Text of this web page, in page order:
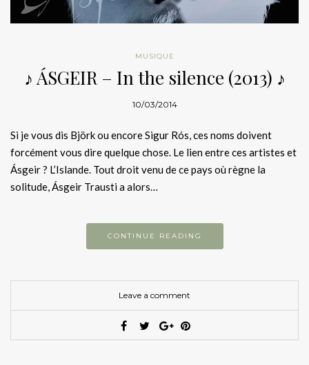
MUSIQUE
♪ ÁSGEIR – In the silence (2013) ♪
10/03/2014
Si je vous dis Björk ou encore Sigur Rós, ces noms doivent
forcément vous dire quelque chose. Le lien entre ces artistes et
Ásgeir ? L’Islande. Tout droit venu de ce pays où règne la
solitude, Ásgeir Trausti a alors…
CONTINUE READING
Leave a comment